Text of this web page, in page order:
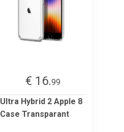
€ 16.99
Ultra Hybrid 2 Apple 8
Case Transparant